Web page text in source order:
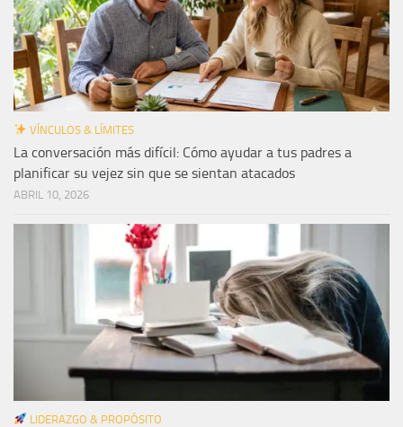
VÍNCULOS & LÍMITES
La conversación más difícil: Cómo ayudar a tus padres a
planificar su vejez sin que se sientan atacados
ABRIL 10, 2026
LIDERAZGO & PROPÓSITO